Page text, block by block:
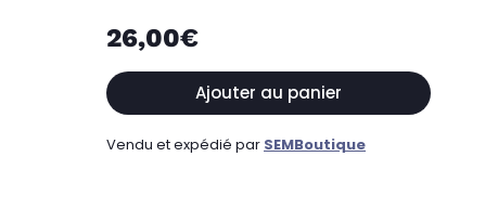
26,00€
Ajouter au panier
Vendu et expédié par SEMBoutique